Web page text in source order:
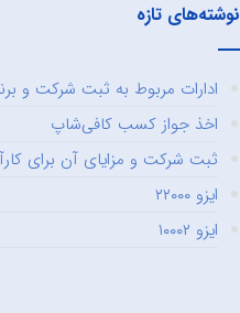
نوشته‌های تازه
ادارات مربوط به ثبت شرکت و
اخذ جواز کسب کافی‌شاپ
ثبت شرکت و مزایای آن برای
ایزو ۲۲۰۰۰
ایزو ۱۰۰۰۲